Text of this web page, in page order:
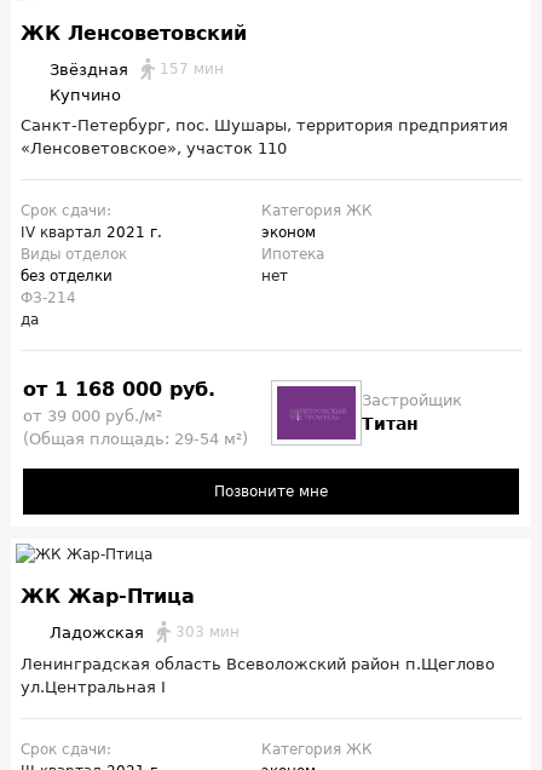
ЖК Ленсоветовский
Звёздная 157 мин
Купчино
Санкт-Петербург, пос. Шушары, территория предприятия
«Ленсоветовское», участок 110
Срок сдачи:
IV квартал 2021 г.
Категория ЖК
эконом
Виды отделок
без отделки
Ипотека
нет
ФЗ-214
да
от 1 168 000 руб.
от 39 000 руб./м²
(Общая площадь: 29-54 м²)
Застройщик
Титан
Позвоните мне
ЖК Жар-Птица
Ладожская 303 мин
Ленинградская область Всеволожский район п.Щеглово
ул.Центральная I
Срок сдачи:
Категория ЖК